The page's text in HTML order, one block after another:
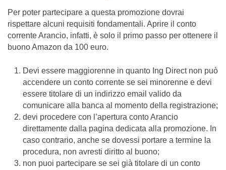
Per poter partecipare a questa promozione dovrai
rispettare alcuni requisiti fondamentali. Aprire il conto
corrente Arancio, infatti, è solo il primo passo per ottenere il
buono Amazon da 100 euro.
Devi essere maggiorenne in quanto Ing Direct non può
accendere un conto corrente se sei minorenne e devi
essere titolare di un indirizzo email valido da
comunicare alla banca al momento della registrazione;
devi procedere con l’apertura conto Arancio
direttamente dalla pagina dedicata alla promozione. In
caso contrario, anche se dovessi portare a termine la
procedura, non avresti diritto al buono;
non puoi partecipare se sei già titolare di un conto